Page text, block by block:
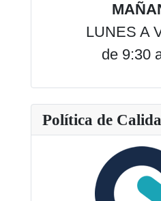
LUNES A
de 9:30
Política de